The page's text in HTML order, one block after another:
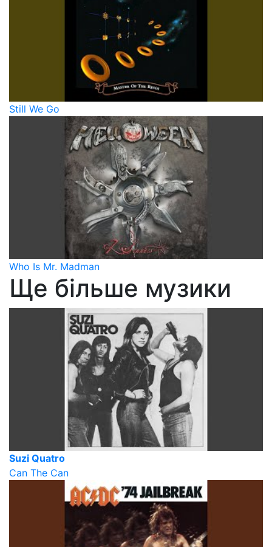
Still We Go
Who Is Mr. Madman
Ще більше музики
Suzi Quatro
Can The Can